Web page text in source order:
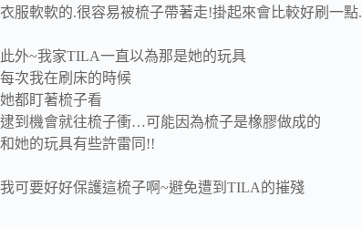
衣服軟軟的.很容易被梳子帶著走!掛起來會比較好刷一點.
此外~我家TILA一直以為那是她的玩具
每次我在刷床的時候
她都盯著梳子看
逮到機會就往梳子衝…可能因為梳子是橡膠做成的
和她的玩具有些許雷同!!
我可要好好保護這梳子啊~避免遭到TILA的摧殘